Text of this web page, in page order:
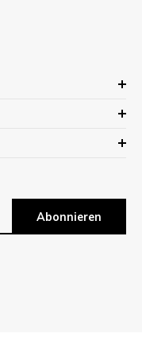
Abonnieren